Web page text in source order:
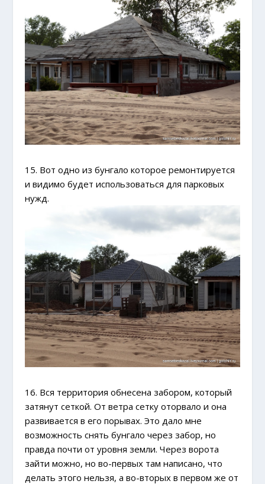
15. Вот одно из бунгало которое ремонтируется
и видимо будет использоваться для парковых
нужд.
16. Вся территория обнесена забором, который
затянут сеткой. От ветра сетку оторвало и она
развивается в его порывах. Это дало мне
возможность снять бунгало через забор, но
правда почти от уровня земли. Через ворота
зайти можно, но во-первых там написано, что
делать этого нельзя, а во-вторых в первом же от